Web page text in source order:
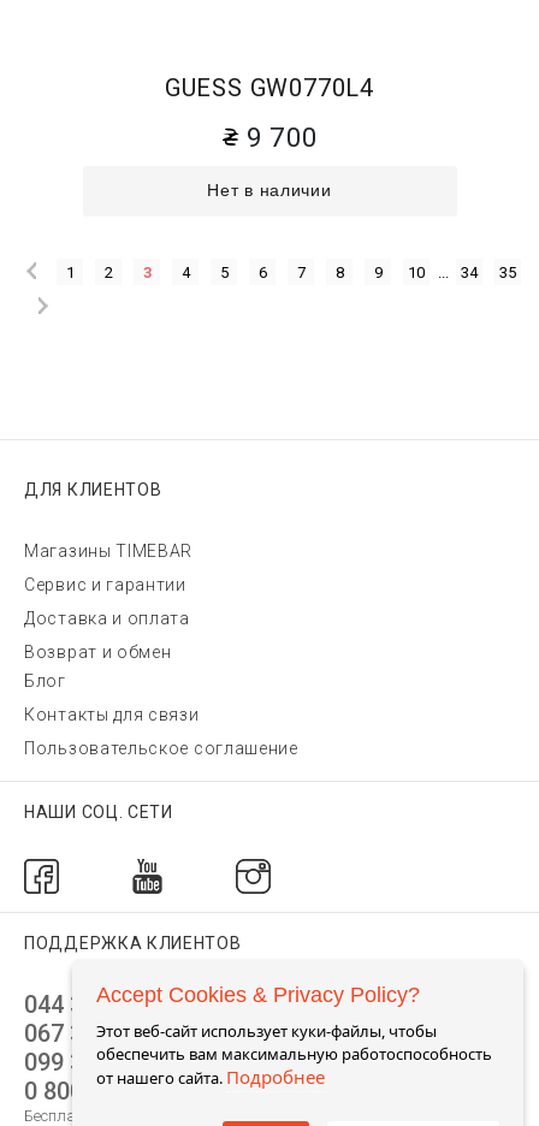
GUESS GW0770L4
9 700
Нет в наличии
1 2 3 4 5 6 7 8 9 10 34 35
ДЛЯ КЛИЕНТОВ
Магазины TIMEBAR
Сервис и гарантии
Доставка и оплата
Возврат и обмен
Блог
Контакты для связи
Пользовательское соглашение
НАШИ СОЦ. СЕТИ
ПОДДЕРЖКА КЛИЕНТОВ
044 392 44 45
067 344 14 44 (viber)
099 399 23 80
0 800 305 805
Бесплатно по Украине
Accept Cookies & Privacy Policy?
Этот веб-сайт использует куки-файлы, чтобы
обеспечить вам максимальную работоспособность
от нашего сайта. Подробнее